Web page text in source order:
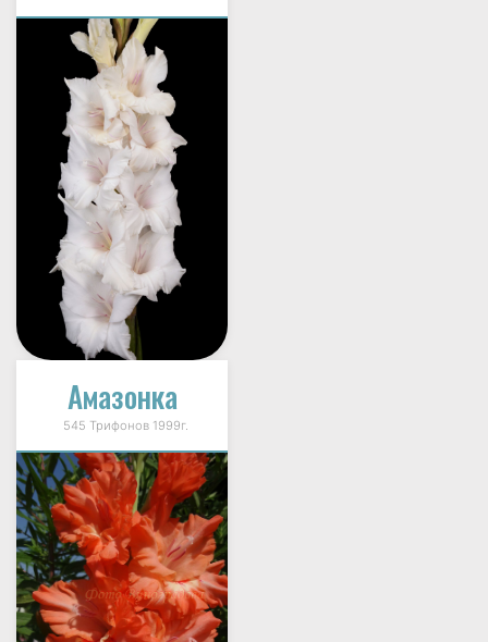
Амазонка
545 Трифонов 1999г.